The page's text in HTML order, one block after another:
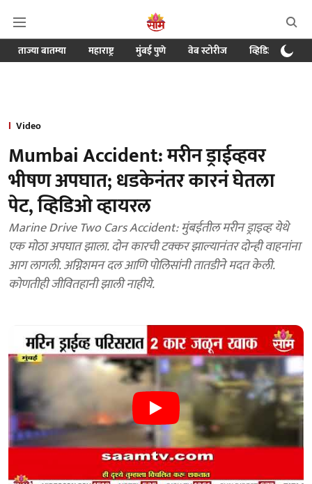
ताज्या बातम्या महाराष्ट्र मुंबई पुणे वेब स्टोरीज व्हिडिओ
Video
Mumbai Accident: मरीन ड्राईव्हवर
भीषण अपघात; धडकेनंतर कारनं घेतला
पेट, व्हिडिओ व्हायरल
Marine Drive Two Cars Accident: मुंबईतील मरीन ड्राइव्ह येथे
एक मोठा अपघात झाला. दोन कारची टक्कर झाल्यानंतर दोन्ही वाहनांना
आग लागली. अग्निशमन दल आणि पोलिसांनी तातडीने मदत केली.
कोणतीही जीवितहानी झाली नाहीये.